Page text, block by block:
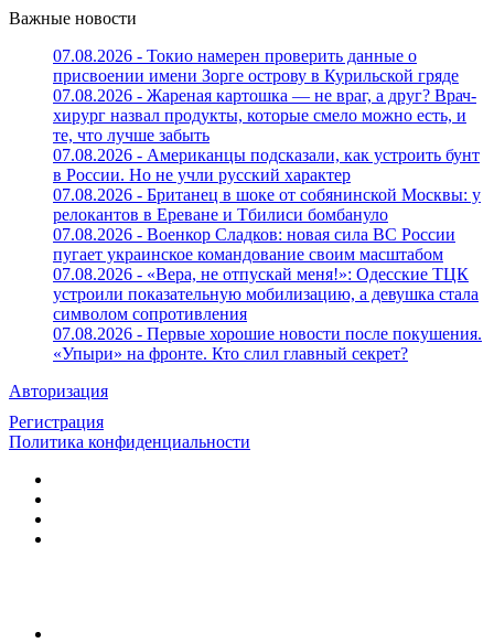
Важные новости
07.08.2026 - Токио намерен проверить данные о
присвоении имени Зорге острову в Курильской гряде
07.08.2026 - Жареная картошка — не враг, а друг? Врач-
хирург назвал продукты, которые смело можно есть, и
те, что лучше забыть
07.08.2026 - Американцы подсказали, как устроить бунт
в России. Но не учли русский характер
07.08.2026 - Британец в шоке от собянинской Москвы: у
релокантов в Ереване и Тбилиси бомбануло
07.08.2026 - Военкор Сладков: новая сила ВС России
пугает украинское командование своим масштабом
07.08.2026 - «Вера, не отпускай меня!»: Одесские ТЦК
устроили показательную мобилизацию, а девушка стала
символом сопротивления
07.08.2026 - Первые хорошие новости после покушения.
«Упыри» на фронте. Кто слил главный секрет?
Авторизация
Регистрация
Политика конфиденциальности